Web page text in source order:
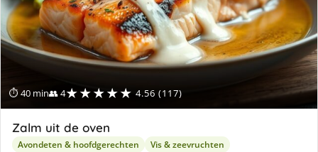
⏱ 40 min👥 4★★★★★ 4.56 (117)
Zalm uit de oven
Avondeten & hoofdgerechten Vis & zeevruchten